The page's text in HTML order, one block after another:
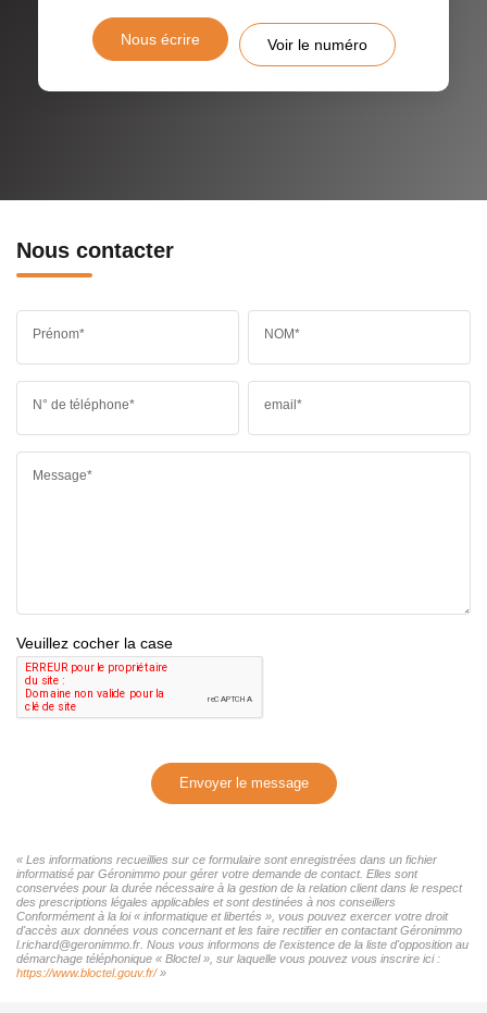
Nous écrire Voir le numéro
Nous contacter
Prénom* NOM*
N° de téléphone* email*
Message*
Veuillez cocher la case
Envoyer le message
« Les informations recueillies sur ce formulaire sont enregistrées dans un fichier
informatisé par Géronimmo pour gérer votre demande de contact. Elles sont
conservées pour la durée nécessaire à la gestion de la relation client dans le respect
des prescriptions légales applicables et sont destinées à nos conseillers
Conformément à la loi « informatique et libertés », vous pouvez exercer votre droit
d'accès aux données vous concernant et les faire rectifier en contactant Géronimmo
l.richard@geronimmo.fr. Nous vous informons de l'existence de la liste d'opposition au
démarchage téléphonique « Bloctel », sur laquelle vous pouvez vous inscrire ici :
https://www.bloctel.gouv.fr/»